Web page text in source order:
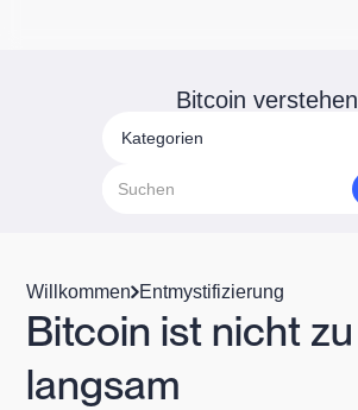
Bitcoin verstehen
Kategorien
Willkommen Entmystifizierung
Bitcoin ist nicht zu
langsam